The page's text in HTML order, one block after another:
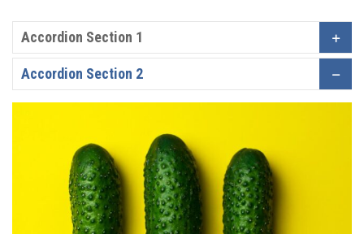
Accordion Section 1
Accordion Section 2